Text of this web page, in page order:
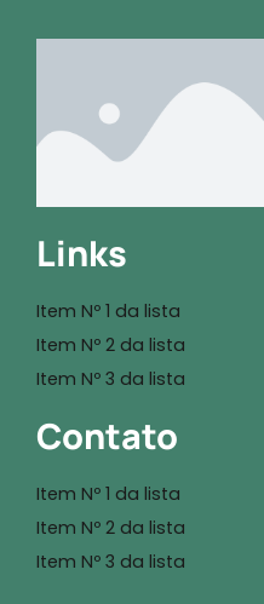
Links
Item Nº 1 da lista
Item Nº 2 da lista
Item Nº 3 da lista
Contato
Item Nº 1 da lista
Item Nº 2 da lista
Item Nº 3 da lista